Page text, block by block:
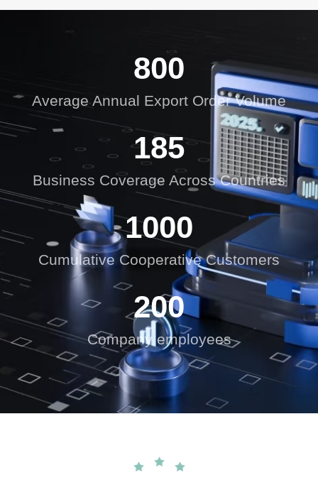
800
Average Annual Export Order Volume
185
Business Coverage Across Countries
1000
Cumulative Cooperative Customers
200
Company employees